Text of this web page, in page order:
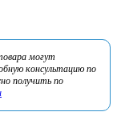
могут
консультацию по
получить по